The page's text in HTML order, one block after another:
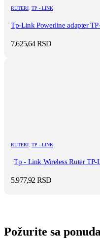
RUTERI, TP - LINK
Tp-Link Powerline adapter
7.625,64RSD
RUTERI, TP - LINK
Tp - Link Wireless Ruter
5.977,92RSD
Požurite sa